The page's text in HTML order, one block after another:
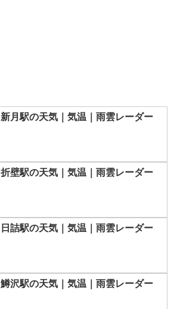
新月駅の天気｜気温｜雨雲レーダー
折壁駅の天気｜気温｜雨雲レーダー
日詰駅の天気｜気温｜雨雲レーダー
鱒沢駅の天気｜気温｜雨雲レーダー